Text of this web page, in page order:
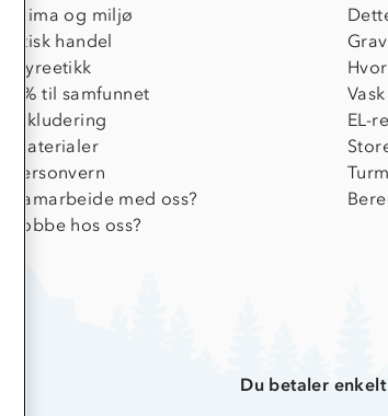
Klima og miljø
Etisk handel
Dyreetikk
1% til samfunnet
Inkludering
Materialer
Personvern
Samarbeide med oss?
Jobbe hos oss?
EL-
Du betaler